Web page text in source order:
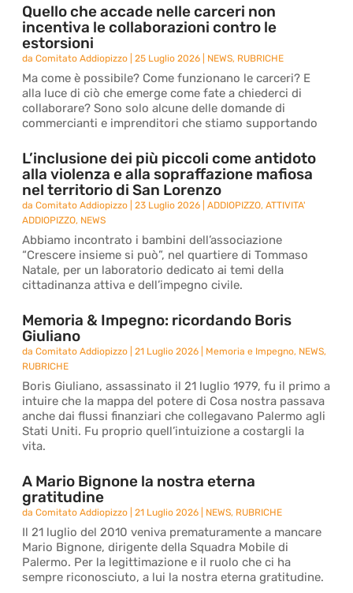
Quello che accade nelle carceri non
incentiva le collaborazioni contro le
estorsioni
daComitato Addiopizzo |25 Luglio 2026 NEWS, RUBRICHE
Ma come è possibile? Come funzionano le carceri? E
alla luce di ciò che emerge come fate a chiederci di
collaborare? Sono solo alcune delle domande di
commercianti e imprenditori che stiamo supportando
L’inclusione dei più piccoli come antidoto
alla violenza e alla sopraffazione mafiosa
nel territorio di San Lorenzo
daComitato Addiopizzo |23 Luglio 2026 |ADDIOPIZZO,ATTIVITA'
ADDIOPIZZO, NEWS
Abbiamo incontrato i bambini dell’associazione
“Crescere insieme si può”, nel quartiere di Tommaso
Natale, per un laboratorio dedicato ai temi della
cittadinanza attiva e dell’impegno civile.
Memoria & Impegno: ricordando Boris
Giuliano
daComitato Addiopizzo |21 Luglio 2026 Memoria e Impegno, NEWS,
RUBRICHE
Boris Giuliano, assassinato il 21 luglio 1979, fu il primo a
intuire che la mappa del potere di Cosa nostra passava
anche dai flussi finanziari che collegavano Palermo agli
Stati Uniti. Fu proprio quell’intuizione a costargli la
vita.
A Mario Bignone la nostra eterna
gratitudine
daComitato Addiopizzo |21 Luglio 2026 NEWS, RUBRICHE
Il 21 luglio del 2010 veniva prematuramente a mancare
Mario Bignone, dirigente della Squadra Mobile di
Palermo. Per la legittimazione e il ruolo che ci ha
sempre riconosciuto, a lui la nostra eterna gratitudine.